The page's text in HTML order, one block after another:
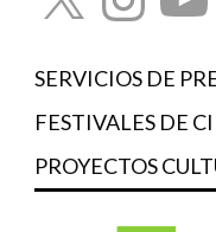
SERVICIOS DE
FESTIVALES DE
PROYECTOS